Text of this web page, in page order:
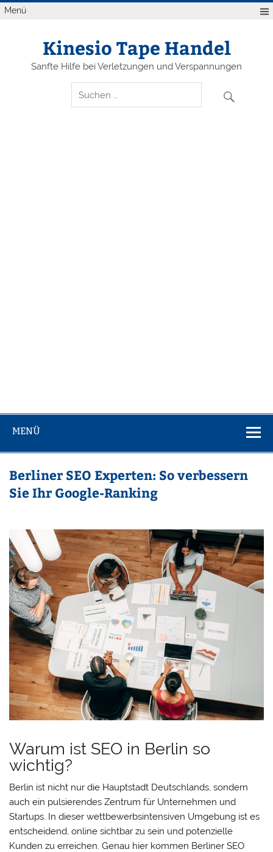
Zum
Inhalt
Menü
Kinesio Tape Handel
Sanfte Hilfe bei Verletzungen und Verspannungen
MENÜ
Berliner SEO Experten: So verbessern
Sie Ihr Google-Ranking
Warum ist SEO in Berlin so
wichtig?
Berlin ist nicht nur die Hauptstadt Deutschlands, sondern
auch ein pulsierendes Zentrum für Unternehmen und
Startups. In dieser wettbewerbsintensiven Umgebung ist es
entscheidend, online sichtbar zu sein und potenzielle
Kunden zu erreichen. Genau hier kommen Berliner SEO